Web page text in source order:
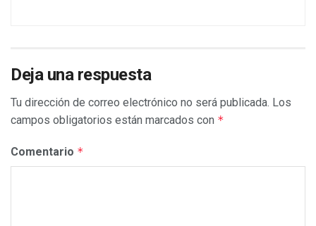
Deja una respuesta
Tu dirección de correo electrónico no será publicada. Los
campos obligatorios están marcados con *
Comentario *